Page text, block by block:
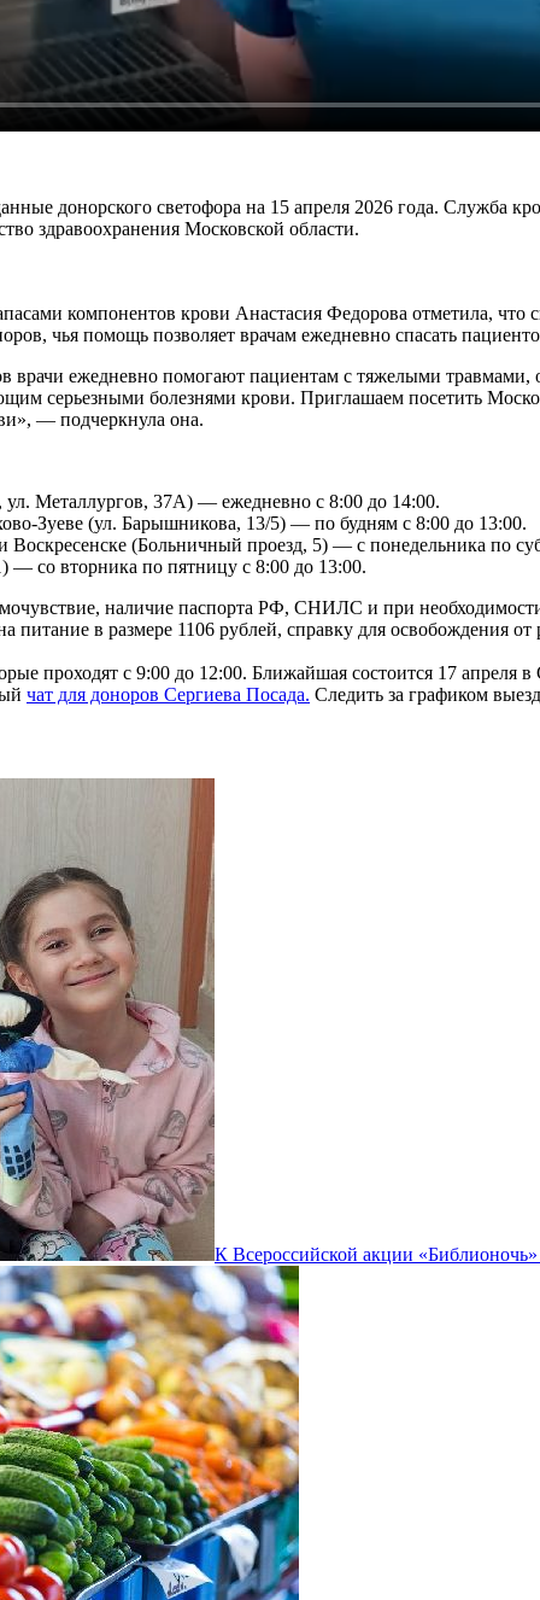
донорского светофора на 15 апреля 2026 года. Служба
здравоохранения Московской области.
компонентов крови Анастасия Федорова отметила, что
чья помощь позволяет врачам ежедневно спасать
врачи ежедневно помогают пациентам с тяжелыми
серьезными болезнями крови. Приглашаем посетить
— подчеркнула она.
Металлургов, 37А) — ежедневно с 8:00 до 14:00.
Зуеве (ул. Барышникова, 13/5) — по будням с 8:00 до 13:00.
(Больничный проезд, 5) — с понедельника по
со вторника по пятницу с 8:00 до 13:00.
наличие паспорта РФ, СНИЛС и при
в размере 1106 рублей, справку для освобождения
проходят с 9:00 до 12:00. Ближайшая состоится 17 апреля
чат для доноров Сергиева Посада. Следить за графиком
К Всероссийской акции